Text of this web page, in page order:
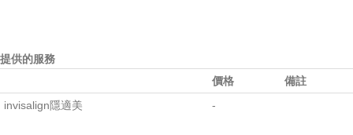
提供的服務
價格
備註
invisalign隱適美
-